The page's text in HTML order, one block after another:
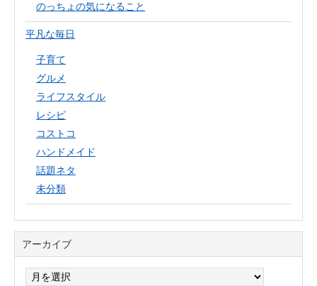
のっちょの気になること
平凡な毎日
子育て
グルメ
ライフスタイル
レシピ
コストコ
ハンドメイド
話題ネタ
未分類
アーカイブ